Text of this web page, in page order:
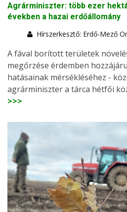
Agrárminiszter: több ezer
években a hazai erdőállomány
Hírszerkesztő: Erdő-Mező
A fával borított területek
megőrzése érdemben
hatásainak mérsékléséhez -
agrárminiszter a tárca hétfői
>>>